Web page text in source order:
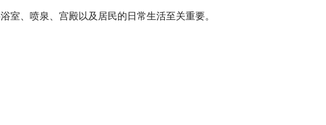
、喷泉、宫殿以及居民的日常生活至关重要。